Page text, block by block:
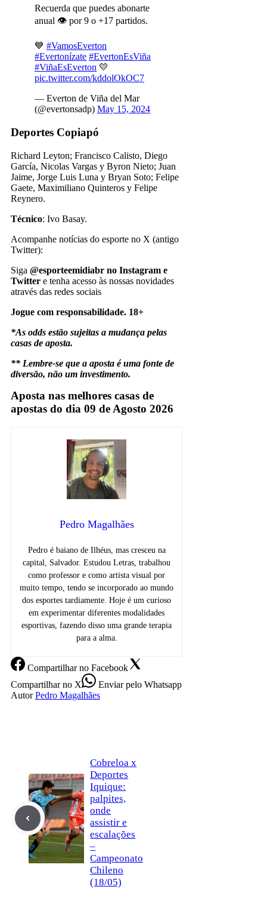
Recuerda que puedes abonarte
anual 👁 por 9 o +17 partidos.
💙 #VamosEverton
#Evertonízate #EvertonEsViña
#ViñaEsEverton 💛
pic.twitter.com/kddolOkOC7
— Everton de Viña del Mar
(@evertonsadp) May 15, 2024
Deportes Copiapó
Richard Leyton; Francisco Calisto, Diego
García, Nicolas Vargas y Byron Nieto; Juan
Jaime, Jorge Luis Luna y Bryan Soto; Felipe
Gaete, Maximiliano Quinteros y Felipe
Reynero.
Técnico: Ivo Basay.
Acompanhe notícias do esporte no X (antigo
Twitter):
Siga @esporteemidiabr no Instagram e
Twitter e tenha acesso às nossas novidades
através das redes sociais
Jogue com responsabilidade. 18+
*As odds estão sujeitas a mudança pelas
casas de aposta.
** Lembre-se que a aposta é uma fonte de
diversão, não um investimento.
Aposta nas melhores casas de
apostas do dia 09 de Agosto 2026
Pedro Magalhães
Pedro é baiano de Ilhéus, mas cresceu na
capital, Salvador. Estudou Letras, trabalhou
como professor e como artista visual por
muito tempo, tendo se incorporado ao mundo
dos esportes tardiamente. Hoje é um curioso
em experimentar diferentes modalidades
esportivas, fazendo disso uma grande terapia
para a alma.
Compartilharno Facebook
Compartilharno X Enviarpelo Whatsapp
Autor Pedro Magalhães
Cobreloa x
Deportes
Iquique:
palpites,
onde
assistir e
escalações
–
Campeonato
Chileno
(18/05)